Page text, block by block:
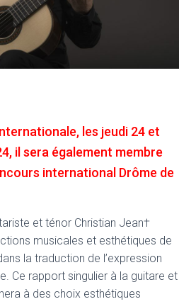
les jeudi 24 et
il sera également membre
international Drôme de
et ténor Christian Jean†
musicales et esthétiques de
la traduction de l’expression
Ce rapport singulier à la guitare et
à des choix esthétiques